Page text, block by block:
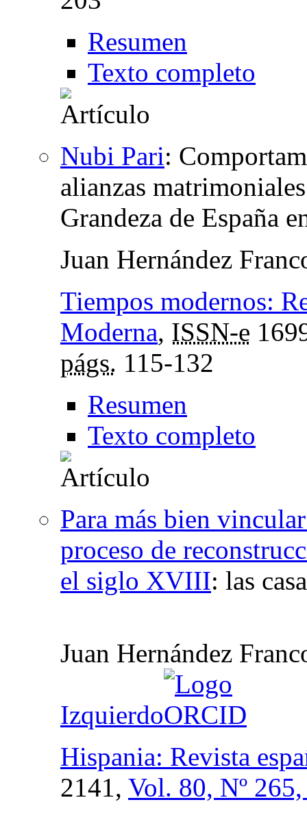
Resumen
Texto completo
Nubi Pari:
alianzas
Grandeza de España
Juan Hernández
Tiempos modernos:
Moderna, ISSN-e
págs. 115-132
Resumen
Texto completo
Para más bien
proceso de
el siglo XVIII: las
Juan Hernández
Izquierdo
Hispania: Revista
2141, Vol. 80, Nº